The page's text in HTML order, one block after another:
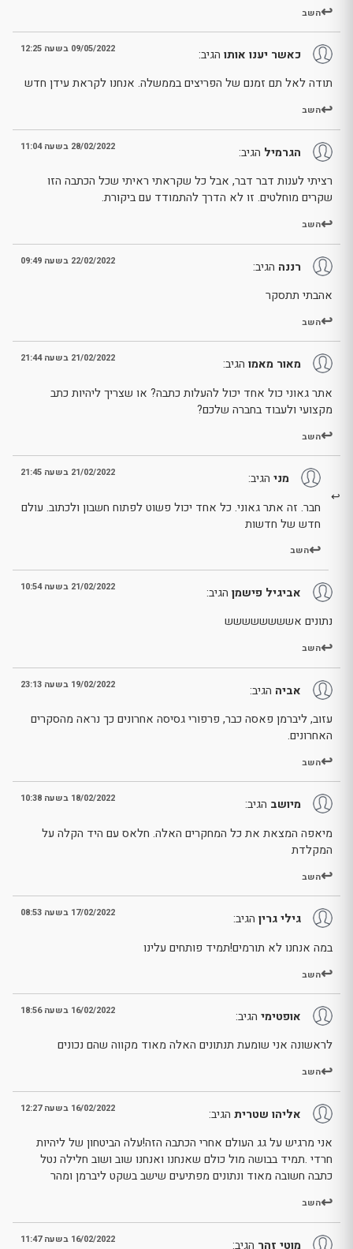
השב
כאשר יענו אותו הגיב: 09/05/2022 בשעה 12:25
תודה לאל תם זמנם של הפריצים בממשלה. אנחנו לקראת עידן חדש
השב
הגרמיל הגיב: 28/02/2022 בשעה 11:04
רציתי לענות דבר דבר, אבל כל שקראתי ראיתי שכל הכתבה הזו
שקרים מוחלטים. זו לא הדרך להתמודד עם ביקורת.
השב
רננה הגיב: 22/02/2022 בשעה 09:49
אהבתי תתסקר
השב
מאור מאמו הגיב: 21/02/2022 בשעה 21:44
אתר גאוני כול אחד יכול להעלות כתבה? או שצריך ליהיות כתב
מקצועי ולעבוד בחברה שלכם?
השב
מני הגיב: 21/02/2022 בשעה 21:45
חבר. זה אתר גאוני. כל אחד יכול פשוט לפתוח חשבון ולכתוב. עולם
חדש של חדשות
השב
אביגיל פישמן הגיב: 21/02/2022 בשעה 10:54
נתונים אשששששששש
השב
אביה הגיב: 19/02/2022 בשעה 23:13
עזוב, ליברמן פאסה כבר, פרפורי גסיסה אחרונים כך נראה מהסקרים
האחרונים.
השב
מיושב הגיב: 18/02/2022 בשעה 10:38
מיאפה המצאת את כל המחקרים האלה. חלאס עם היד הקלה על
המקלדת
השב
גילי גרין הגיב: 17/02/2022 בשעה 08:53
במה אנחנו לא תורמים!תמיד פותחים עלינו
השב
אופטימי הגיב: 16/02/2022 בשעה 18:56
לראשונה אני שומעת תנתונים האלה מאוד מקווה שהם נכונים
השב
אליהו שטרית הגיב: 16/02/2022 בשעה 12:27
אני מרגיש על גג העולם אחרי הכתבה הזה!עלה הביטחון של ליהיות
חרדי .תמיד בבושה מול כולם שאנחנו ואנחנו שוב ושוב חלילה נטל
כתבה חשובה מאוד ונתונים מפתיעים שישב בשקט ליברמן ומהר
השב
מוטי זהר הגיב: 16/02/2022 בשעה 11:47